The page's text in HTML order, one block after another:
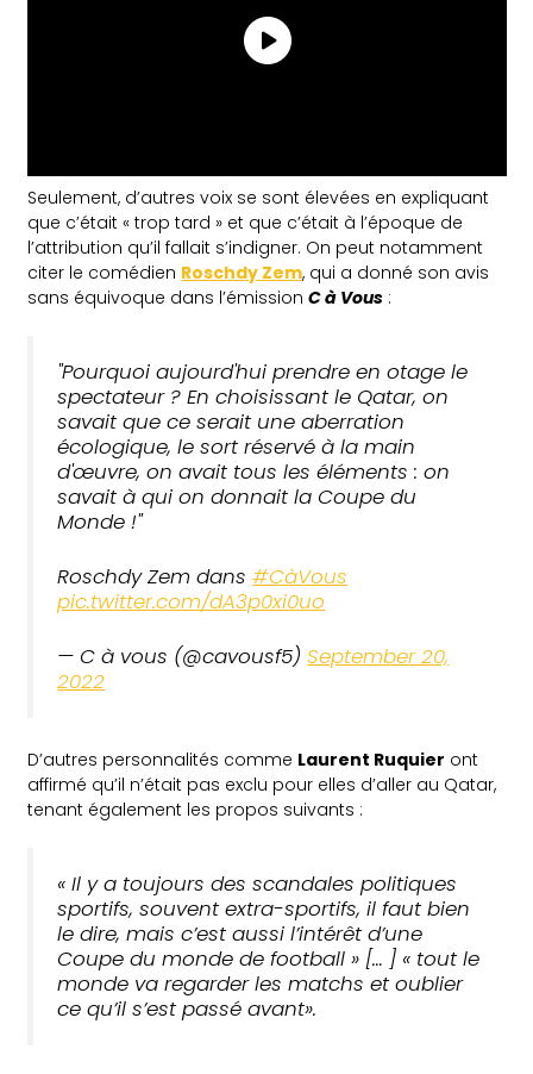
Seulement, d’autres voix se sont élevées en expliquant
que c’était « trop tard » et que c’était à l’époque de
l’attribution qu’il fallait s’indigner. On peut notamment
citer le comédien Roschdy Zem, qui a donné son avis
sans équivoque dans l’émissionC à Vous :
"Pourquoi aujourd'hui prendre en otage le
spectateur ? En choisissant le Qatar, on
savait que ce serait une aberration
écologique, le sort réservé à la main
d'œuvre, on avait tous les éléments : on
savait à qui on donnait la Coupe du
Monde !"
Roschdy Zem dans#CàVous
pic.twitter.com/dA3p0xi0uo
— C à vous (@cavousf5)September 20,
2022
D’autres personnalités comme Laurent Ruquier ont
affirmé qu’il n’était pas exclu pour elles d’aller au Qatar,
tenant également les propos suivants :
« Il y a toujours des scandales politiques
sportifs, souvent extra-sportifs, il faut bien
le dire, mais c’est aussi l’intérêt d’une
Coupe du monde de football » [… ] « tout le
monde va regarder les matchs et oublier
ce qu’il s’est passé avant».